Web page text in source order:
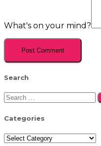
What's on your mind?
Search
Search
Categories
Categories